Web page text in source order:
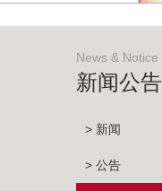
News & Notice
新闻公告
> 新闻
> 公告